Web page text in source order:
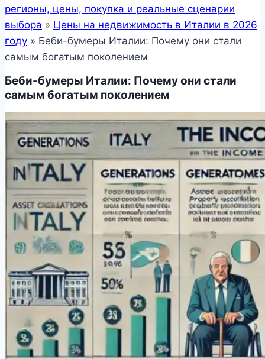
регионы, цены, покупка и реальные сценарии
выбора » Цены на недвижимость в Италии в 2026
году » Беби-бумеры Италии: Почему они стали
самым богатым поколением
Беби-бумеры Италии: Почему они стали
самым богатым поколением